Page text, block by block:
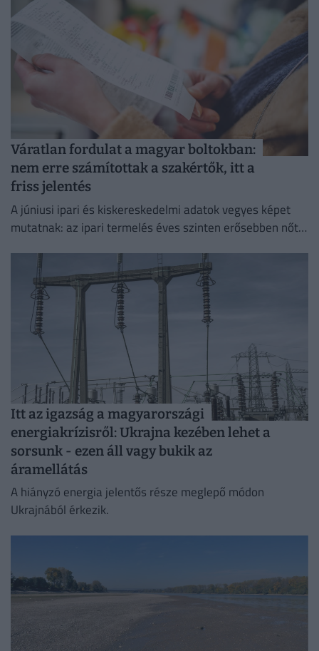
Váratlan fordulat a magyar boltokban:
nem erre számítottak a szakértők, itt a
friss jelentés
A júniusi ipari és kiskereskedelmi adatok vegyes képet
mutatnak: az ipari termelés éves szinten erősebben nőtt
Itt az igazság a magyarországi
energiakrízisről: Ukrajna kezében lehet a
sorsunk - ezen áll vagy bukik az
áramellátás
A hiányzó energia jelentős része meglepő módon
Ukrajnából érkezik.